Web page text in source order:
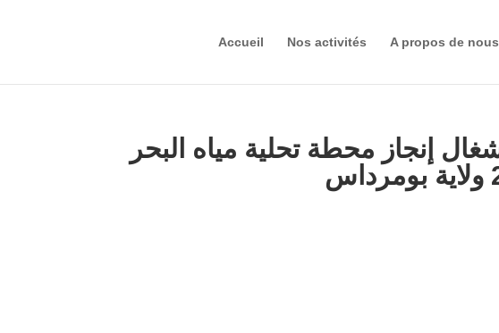
Accueil Nos activités A propos de nous
إنجاز محطة تحلية مياه البحر